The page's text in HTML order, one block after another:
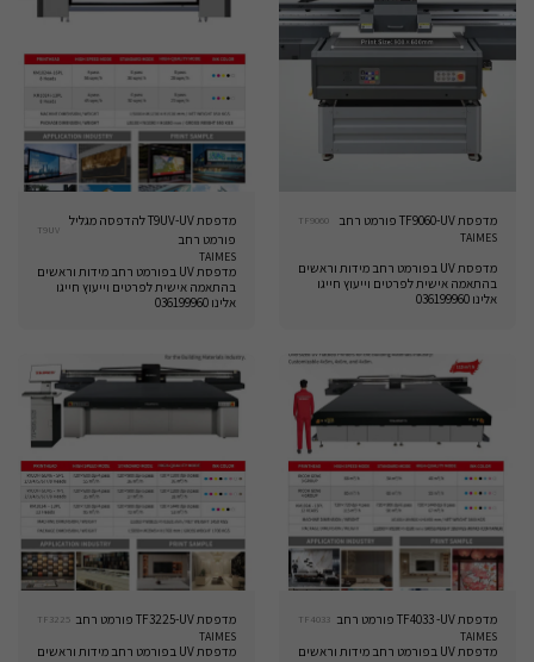
מדפסת TF9060-UV פורמט רחב TF9060
TAIMES
מדפסת UV בפורמט רחב מידות וראשים
בהתאמה אישית לפרטים וייעוץ חייגו
אלינו 036199960
מדפסת T9UV-UV להדפסה מגליל
פורמט רחב
T9UV
TAIMES
מדפסת UV בפורמט רחב מידות וראשים
בהתאמה אישית לפרטים וייעוץ חייגו
אלינו 036199960
מדפסת TF4033 -UV פורמט רחב TF4033
TAIMES
מדפסת UV בפורמט רחב מידות וראשים
מדפסת TF3225-UV פורמט רחב TF3225
TAIMES
מדפסת UV בפורמט רחב מידות וראשים